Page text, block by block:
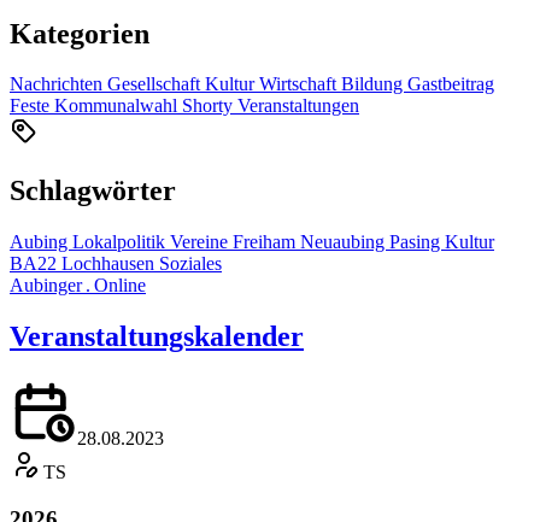
Kategorien
Nachrichten GesellschaftKulturWirtschaftBildung Gastbeitrag
Feste Kommunalwahl Shorty Veranstaltungen
Schlagwörter
Aubing Lokalpolitik Vereine Freiham Neuaubing Pasing Kultur
BA22 Lochhausen Soziales
Aubinger . Online
Veranstaltungskalender
28.08.2023
TS